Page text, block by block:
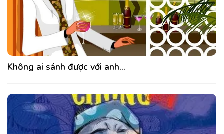
Không ai sánh được với anh…